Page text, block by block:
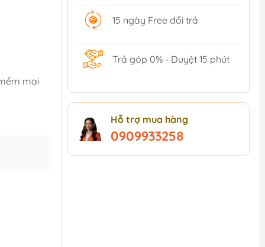
mại
15 ngày Free đổi trả
Trả góp 0% - Duyệt 15 phút
Hỗ trợ mua hàng
0909933258